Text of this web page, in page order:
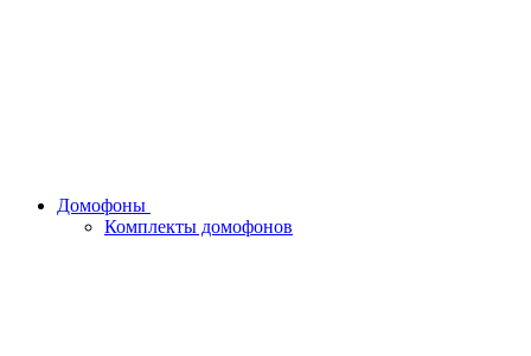
Домофоны
Комплекты домофонов